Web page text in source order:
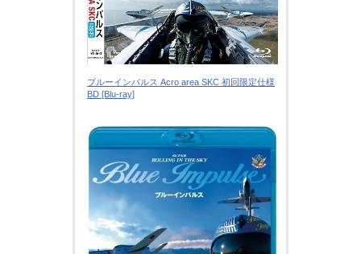
ブルーインパルス Acro area SKC 初回限定仕様
BD [Blu-ray]